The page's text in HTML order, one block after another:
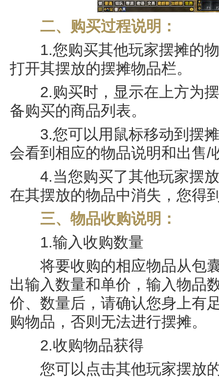
二、购买过程说明：
1.您购买其他玩家摆摊的物
打开其摆放的摆摊物品栏。
2.购买时，显示在上方为摆
备购买的商品列表。
3.您可以用鼠标移动到摆摊
会看到相应的物品说明和出售/
4.当您购买了其他玩家摆放
在其摆放的物品中消失，您得
三、物品收购说明：
1.输入收购数量
将要收购的相应物品从包囊
出输入数量和单价，输入物品
价、数量后，请确认您身上有
购物品，否则无法进行摆摊。
2.收购物品获得
您可以点击其他玩家摆放的